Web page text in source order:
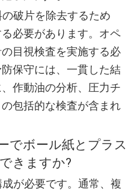
破片を除去するため
必要があります。オペ
目視検査を実施する必
保守には、一貫した結
作動油の分析、圧力チ
包括的な検査が含まれ
でボール紙とプラス
きますか?
が必要です。通常、複